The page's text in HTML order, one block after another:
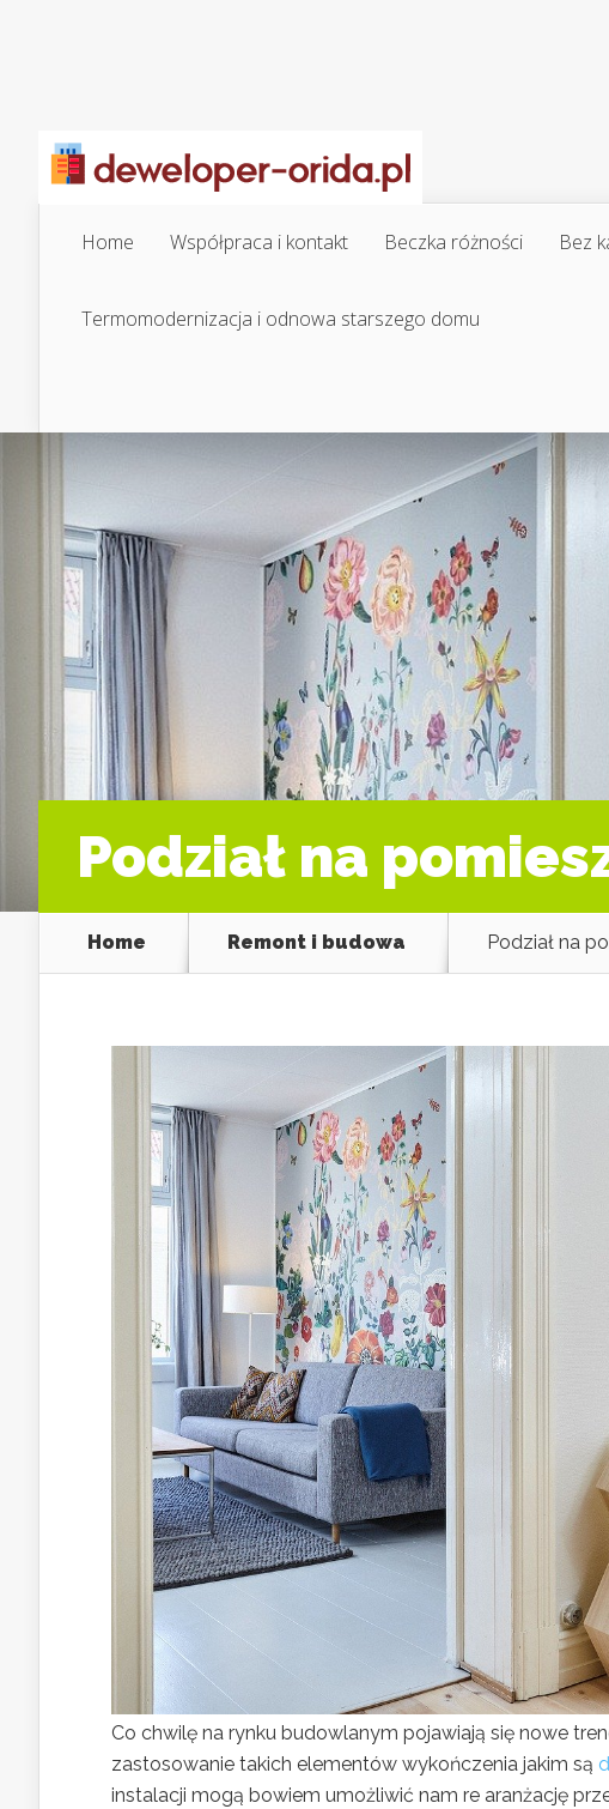
Home Współpraca i kontakt Beczka różności Bez
Termomodernizacja i odnowa starszego domu
Podział na
Home Remont i budowa Podział na
Co chwilę na rynku budowlanym pojawiają się nowe
zastosowanie takich elementów wykończenia jakim są
instalacji mogą bowiem umożliwić nam re aranżację